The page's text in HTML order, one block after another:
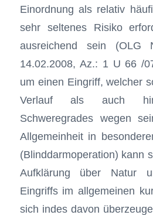
Einordnung als relativ
sehr seltenes Risiko
ausreichend sein (OLG
14.02.2008, Az.: 1 U 66 /
um einen Eingriff, welcher
Verlauf als auch
Schweregrades wegen
Allgemeinheit in
(Blinddarmoperation) kann
Aufklärung über Natur
Eingriffs im allgemeinen
sich indes davon